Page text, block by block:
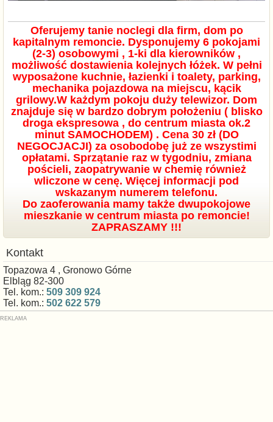
Oferujemy tanie noclegi dla firm, dom po
kapitalnym remoncie. Dysponujemy 6 pokojami
(2-3) osobowymi , 1-ki dla kierowników ,
możliwość dostawienia kolejnych łóżek. W pełni
wyposażone kuchnie, łazienki i toalety, parking,
mechanika pojazdowa na miejscu, kącik
grilowy.W każdym pokoju duży telewizor. Dom
znajduje się w bardzo dobrym położeniu ( blisko
droga ekspresowa , do centrum miasta ok.2
minut SAMOCHODEM) . Cena 30 zł (DO
NEGOCJACJI) za osobodobę już ze wszystimi
opłatami. Sprzątanie raz w tygodniu, zmiana
pościeli, zaopatrywanie w chemię również
wliczone w cenę. Więcej informacji pod
wskazanym numerem telefonu.
Do zaoferowania mamy także dwupokojowe
mieszkanie w centrum miasta po remoncie!
ZAPRASZAMY !!!
Kontakt
Topazowa 4 , Gronowo Górne
Elbląg 82-300
Tel. kom.: 509 309 924
Tel. kom.: 502 622 579